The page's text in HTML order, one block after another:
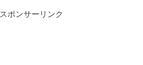
スポンサーリンク